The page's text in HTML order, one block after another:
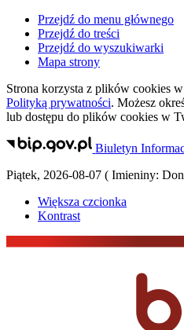
Przejdź do menu głównego
Przejdź do treści
Przejdź do wyszukiwarki
Mapa strony
Strona korzysta z plików cookies w
Polityką prywatności. Możesz
lub dostępu do plików cookies w
Biuletyn
Piątek, 2026-08-07 ( Imieniny:
Większa czcionka
Kontrast